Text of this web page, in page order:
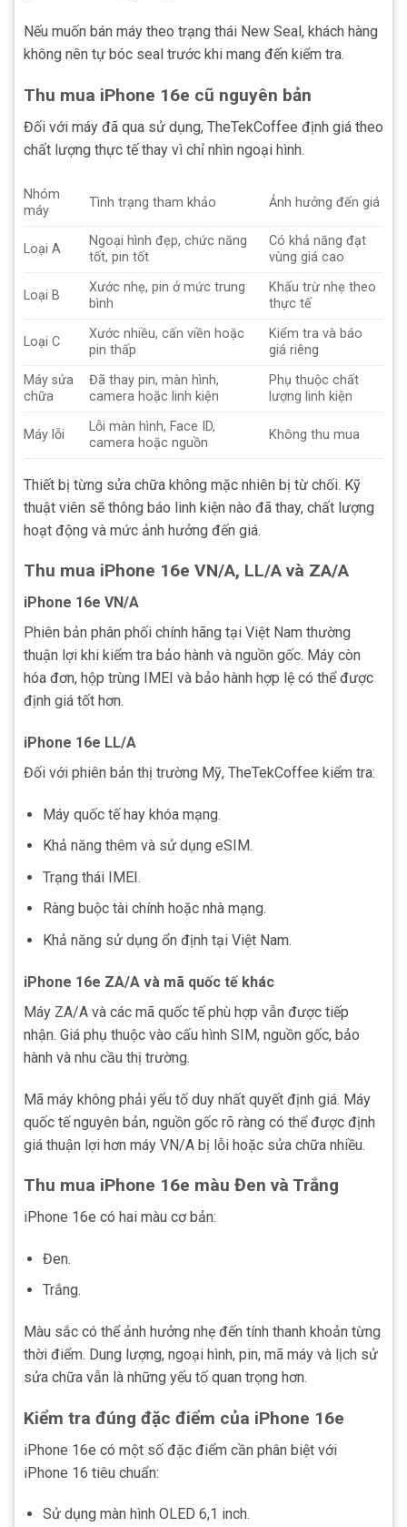
Nếu muốn bán máy theo trạng thái New Seal, khách hàng
không nên tự bóc seal trước khi mang đến kiểm tra.
Thu mua iPhone 16e cũ nguyên bản
Đối với máy đã qua sử dụng, TheTekCoffee định giá theo
chất lượng thực tế thay vì chỉ nhìn ngoại hình.
Nhóm
máy
Tình trạng tham khảo Ảnh hưởng đến giá
Loại A
Ngoại hình đẹp, chức năng
tốt, pin tốt
Có khả năng đạt
vùng giá cao
Loại B
Xước nhẹ, pin ở mức trung
bình
Khấu trừ nhẹ theo
thực tế
Loại C
Xước nhiều, cấn viền hoặc
pin thấp
Kiểm tra và báo
giá riêng
Máy sửa
chữa
Đã thay pin, màn hình,
camera hoặc linh kiện
Phụ thuộc chất
lượng linh kiện
Máy lỗi
Lỗi màn hình, Face ID,
camera hoặc nguồn
Không thu mua
Thiết bị từng sửa chữa không mặc nhiên bị từ chối. Kỹ
thuật viên sẽ thông báo linh kiện nào đã thay, chất lượng
hoạt động và mức ảnh hưởng đến giá.
Thu mua iPhone 16e VN/A, LL/A và ZA/A
iPhone 16e VN/A
Phiên bản phân phối chính hãng tại Việt Nam thường
thuận lợi khi kiểm tra bảo hành và nguồn gốc. Máy còn
hóa đơn, hộp trùng IMEI và bảo hành hợp lệ có thể được
định giá tốt hơn.
iPhone 16e LL/A
Đối với phiên bản thị trường Mỹ, TheTekCoffee kiểm tra:
Máy quốc tế hay khóa mạng.
Khả năng thêm và sử dụng eSIM.
Trạng thái IMEI.
Ràng buộc tài chính hoặc nhà mạng.
Khả năng sử dụng ổn định tại Việt Nam.
iPhone 16e ZA/A và mã quốc tế khác
Máy ZA/A và các mã quốc tế phù hợp vẫn được tiếp
nhận. Giá phụ thuộc vào cấu hình SIM, nguồn gốc, bảo
hành và nhu cầu thị trường.
Mã máy không phải yếu tố duy nhất quyết định giá. Máy
quốc tế nguyên bản, nguồn gốc rõ ràng có thể được định
giá thuận lợi hơn máy VN/A bị lỗi hoặc sửa chữa nhiều.
Thu mua iPhone 16e màu Đen và Trắng
iPhone 16e có hai màu cơ bản:
Đen.
Trắng.
Màu sắc có thể ảnh hưởng nhẹ đến tính thanh khoản từng
thời điểm. Dung lượng, ngoại hình, pin, mã máy và lịch sử
sửa chữa vẫn là những yếu tố quan trọng hơn.
Kiểm tra đúng đặc điểm của iPhone 16e
iPhone 16e có một số đặc điểm cần phân biệt với
iPhone 16 tiêu chuẩn:
Sử dụng màn hình OLED 6,1 inch.